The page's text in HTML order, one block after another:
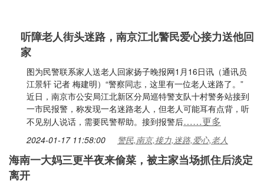
听障老人街头迷路，南京江北警民爱心接力送他回
家
图为民警联系家人送老人回家扬子晚报网1月16日讯（通讯员
江景轩 记者 梅建明）“警察同志，这里有一位老人迷路了。”
近日，南京市公安局江北新区分局巡特警支队十村警务站接到
一市民报警，称发现一名迷路老人，但老人可能耳有点背，听
不见别人说话，需要民警帮助。接到报警后……更多
2024-01-17 11:58:00 警民,南京,接力,迷路,爱心,老人
海南一大妈三更半夜来偷菜，被主家当场抓住后淡定
离开